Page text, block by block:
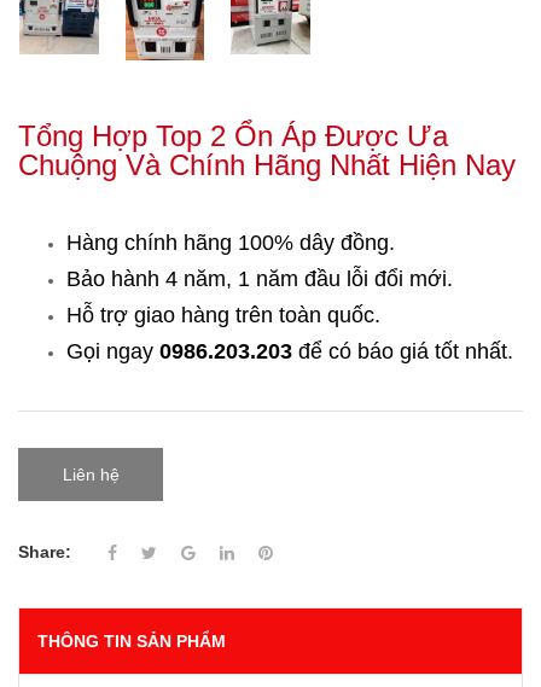
Tổng Hợp Top 2 Ổn Áp Được Ưa
Chuộng Và Chính Hãng Nhất Hiện Nay
Hàng chính hãng 100% dây đồng.
Bảo hành 4 năm, 1 năm đầu lỗi đổi mới.
Hỗ trợ giao hàng trên toàn quốc.
Gọi ngay 0986.203.203 để có báo giá tốt nhất.
Liên hệ
Share:
THÔNG TIN SẢN PHẨM